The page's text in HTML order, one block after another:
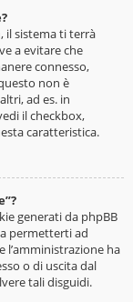
sistema ti terrà
a evitare che
connesso,
non è
ad es. in
il checkbox,
caratteristica.
generati da phpBB
permetterti ad
l’amministrazione ha
o di uscita dal
tali disguidi.